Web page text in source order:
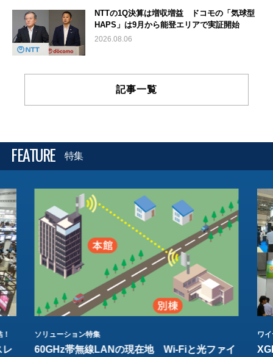
NTTの1Q決算は増収増益 ドコモの「気球型
HAPS」は9月から能登エリアで実証開始
2026.08.06
記事一覧
FEATURE 特集
レ
ソリューション特集
60GHz帯無線LANの現在地 Wi-Fiと光ファイ
ワ